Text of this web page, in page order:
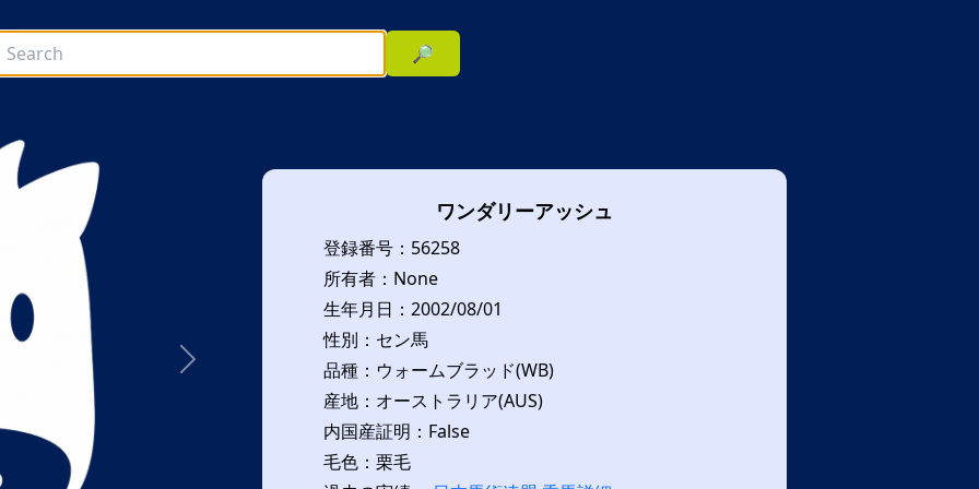
🔎
次へ
ワンダリーアッシュ
登録番号：56258
所有者：None
生年月日：2002/08/01
性別：セン馬
品種：ウォームブラッド(WB)
産地：オーストラリア(AUS)
内国産証明：False
毛色：栗毛